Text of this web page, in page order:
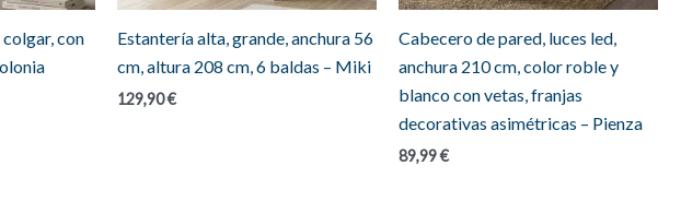
con
Estantería alta, grande, anchura 56
cm, altura 208 cm, 6 baldas – Miki
129,90€
Cabecero de pared, luces led,
anchura 210 cm, color roble y
blanco con vetas, franjas
decorativas asimétricas – Pienza
89,99€